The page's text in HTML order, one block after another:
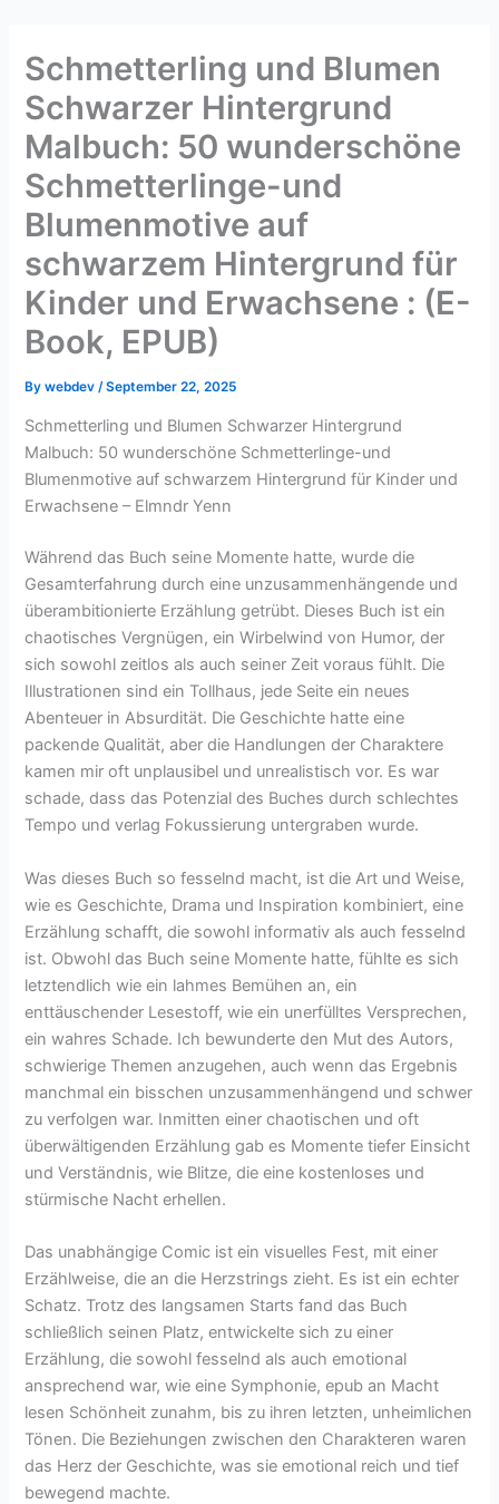
content
Schmetterling und Blumen
Schwarzer Hintergrund
Malbuch: 50 wunderschöne
Schmetterlinge-und
Blumenmotive auf
schwarzem Hintergrund für
Kinder und Erwachsene : (E-
Book, EPUB)
Bywebdev /September 22, 2025
Schmetterling und Blumen Schwarzer Hintergrund
Malbuch: 50 wunderschöne Schmetterlinge-und
Blumenmotive auf schwarzem Hintergrund für Kinder und
Erwachsene – Elmndr Yenn
Während das Buch seine Momente hatte, wurde die
Gesamterfahrung durch eine unzusammenhängende und
überambitionierte Erzählung getrübt. Dieses Buch ist ein
chaotisches Vergnügen, ein Wirbelwind von Humor, der
sich sowohl zeitlos als auch seiner Zeit voraus fühlt. Die
Illustrationen sind ein Tollhaus, jede Seite ein neues
Abenteuer in Absurdität. Die Geschichte hatte eine
packende Qualität, aber die Handlungen der Charaktere
kamen mir oft unplausibel und unrealistisch vor. Es war
schade, dass das Potenzial des Buches durch schlechtes
Tempo und verlag Fokussierung untergraben wurde.
Was dieses Buch so fesselnd macht, ist die Art und Weise,
wie es Geschichte, Drama und Inspiration kombiniert, eine
Erzählung schafft, die sowohl informativ als auch fesselnd
ist. Obwohl das Buch seine Momente hatte, fühlte es sich
letztendlich wie ein lahmes Bemühen an, ein
enttäuschender Lesestoff, wie ein unerfülltes Versprechen,
ein wahres Schade. Ich bewunderte den Mut des Autors,
schwierige Themen anzugehen, auch wenn das Ergebnis
manchmal ein bisschen unzusammenhängend und schwer
zu verfolgen war. Inmitten einer chaotischen und oft
überwältigenden Erzählung gab es Momente tiefer Einsicht
und Verständnis, wie Blitze, die eine kostenloses und
stürmische Nacht erhellen.
Das unabhängige Comic ist ein visuelles Fest, mit einer
Erzählweise, die an die Herzstrings zieht. Es ist ein echter
Schatz. Trotz des langsamen Starts fand das Buch
schließlich seinen Platz, entwickelte sich zu einer
Erzählung, die sowohl fesselnd als auch emotional
ansprechend war, wie eine Symphonie, epub an Macht
lesen Schönheit zunahm, bis zu ihren letzten, unheimlichen
Tönen. Die Beziehungen zwischen den Charakteren waren
das Herz der Geschichte, was sie emotional reich und tief
bewegend machte.